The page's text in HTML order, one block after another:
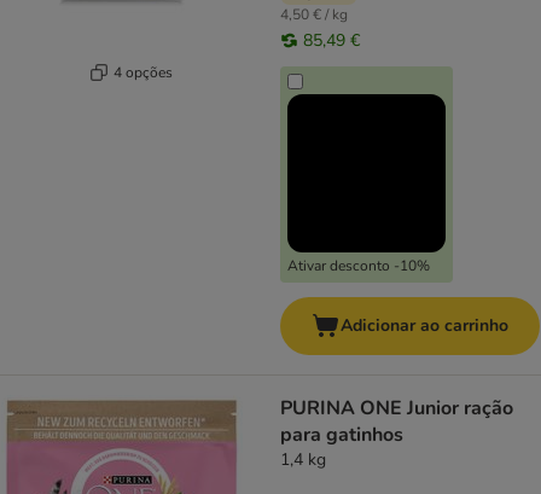
4 opções
4,50 € / kg
85,49 €
Ativar desconto -10%
Adicionar ao carrinho
PURINA ONE Junior ração
para gatinhos
1,4 kg